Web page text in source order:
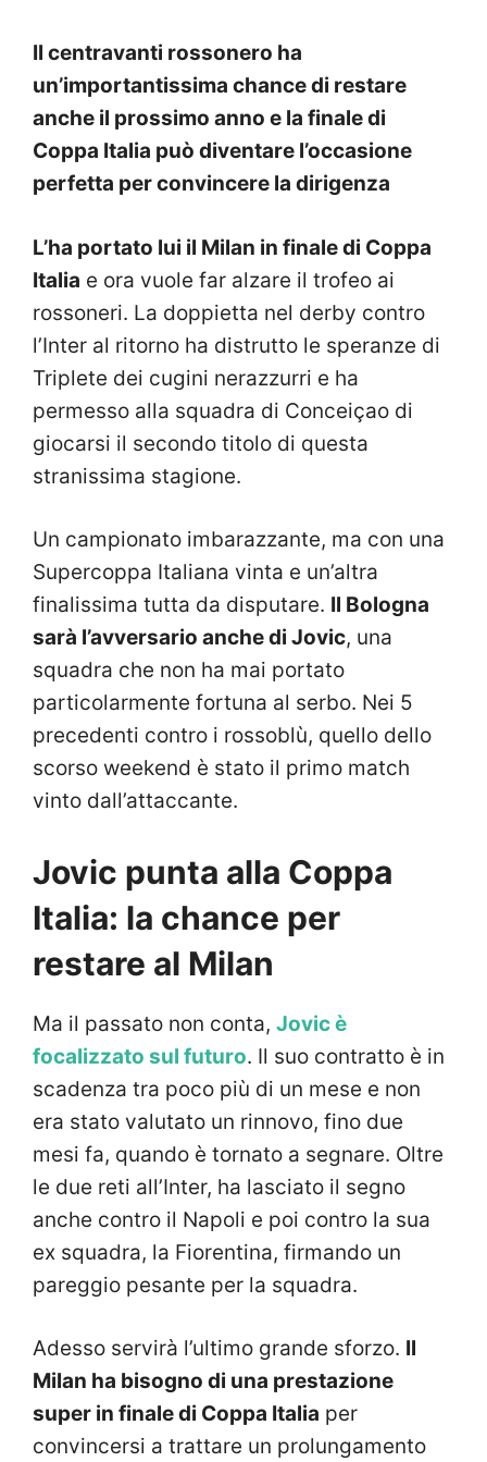
Il centravanti rossonero ha
un’importantissima chance di restare
anche il prossimo anno e la finale di
Coppa Italia può diventare l’occasione
perfetta per convincere la dirigenza
L’ha portato lui il Milan in finale di Coppa
Italia e ora vuole far alzare il trofeo ai
rossoneri. La doppietta nel derby contro
l’Inter al ritorno ha distrutto le speranze di
Triplete dei cugini nerazzurri e ha
permesso alla squadra di Conceiçao di
giocarsi il secondo titolo di questa
stranissima stagione.
Un campionato imbarazzante, ma con una
Supercoppa Italiana vinta e un’altra
finalissima tutta da disputare. Il Bologna
sarà l’avversario anche di Jovic, una
squadra che non ha mai portato
particolarmente fortuna al serbo. Nei 5
precedenti contro i rossoblù, quello dello
scorso weekend è stato il primo match
vinto dall’attaccante.
Jovic punta alla Coppa
Italia: la chance per
restare al Milan
Ma il passato non conta, Jovic è
focalizzato sul futuro. Il suo contratto è in
scadenza tra poco più di un mese e non
era stato valutato un rinnovo, fino due
mesi fa, quando è tornato a segnare. Oltre
le due reti all’Inter, ha lasciato il segno
anche contro il Napoli e poi contro la sua
ex squadra, la Fiorentina, firmando un
pareggio pesante per la squadra.
Adesso servirà l’ultimo grande sforzo. Il
Milan ha bisogno di una prestazione
super in finale di Coppa Italia per
convincersi a trattare un prolungamento